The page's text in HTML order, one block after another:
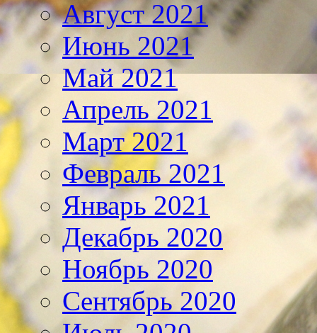
Август 2021
Июнь 2021
Май 2021
Апрель 2021
Март 2021
Февраль 2021
Январь 2021
Декабрь 2020
Ноябрь 2020
Сентябрь 2020